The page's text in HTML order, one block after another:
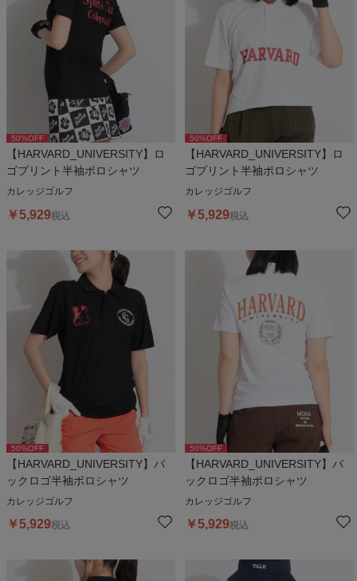
50%OFF
【HARVARD_UNIVERSITY】ロ
ゴプリント半袖ポロシャツ
カレッジゴルフ
￥5,929税込
50%OFF
【HARVARD_UNIVERSITY】ロ
ゴプリント半袖ポロシャツ
カレッジゴルフ
￥5,929税込
50%OFF
【HARVARD_UNIVERSITY】バ
ックロゴ半袖ポロシャツ
カレッジゴルフ
￥5,929税込
50%OFF
【HARVARD_UNIVERSITY】バ
ックロゴ半袖ポロシャツ
カレッジゴルフ
￥5,929税込